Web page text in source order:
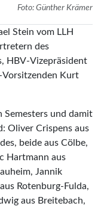
Foto: Günther Krämer
Stein vom LLH
des
HBV-Vizepräsident
Kurt
Semesters und damit
Oliver Crispens aus
beide aus Cölbe,
Hartmann aus
Jannik
Rotenburg-Fulda,
aus Breitebach,